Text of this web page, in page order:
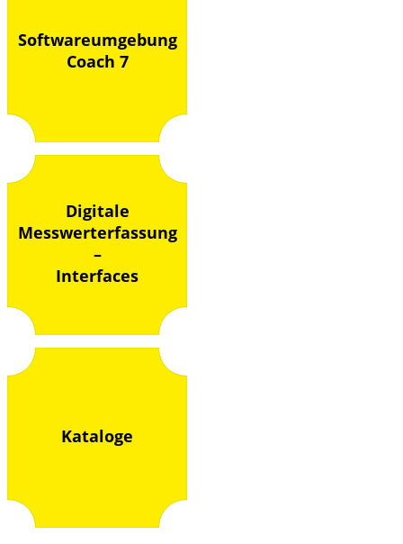
Softwareumgebung
Coach 7
Digitale
Messwerterfassung
–
Interfaces
Kataloge